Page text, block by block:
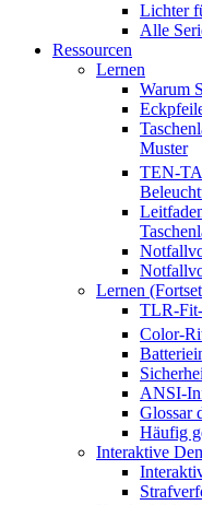
Lichter
Alle
Ressourcen
Lernen
Warum
Muster
TEN-
Lernen
TLR-
Color-
ANSI-
Glossar
Häufig
Interaktive